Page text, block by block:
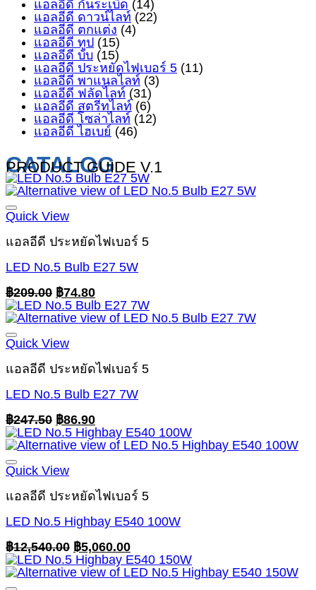
แอลอีดี กันระเบิด (14)
แอลอีดี ดาวน์ไลท์ (22)
แอลอีดี ตกแต่ง (4)
แอลอีดี ทูป (15)
แอลอีดี บับ (15)
แอลอีดี ประหยัดไฟเบอร์ 5 (11)
แอลอีดี พาแนลไลท์ (3)
แอลอีดี ฟลัดไลท์ (31)
แอลอีดี สตรีทไลท์ (6)
แอลอีดี โซล่าไลท์ (12)
แอลอีดี ไฮเบย์ (46)
CATALOG
PRODUCT GUIDE V.1
Quick View
แอลอีดี ประหยัดไฟเบอร์ 5
LED No.5 Bulb E27 5W
฿209.00 Original
price
was:
฿74.80Current
price
is:
Quick View
แอลอีดี ประหยัดไฟเบอร์ 5
LED No.5 Bulb E27 7W
฿247.50 Original
price
was:
฿86.90Current
price
is:
Quick View
แอลอีดี ประหยัดไฟเบอร์ 5
LED No.5 Highbay E540 100W
฿12,540.00 Original
price
was:
฿5,060.00Current
price
is: